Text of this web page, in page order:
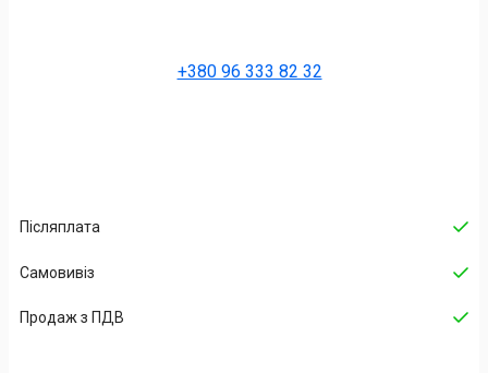
+380 96 333 82 32
Післяплата
Самовивіз
Продаж з ПДВ